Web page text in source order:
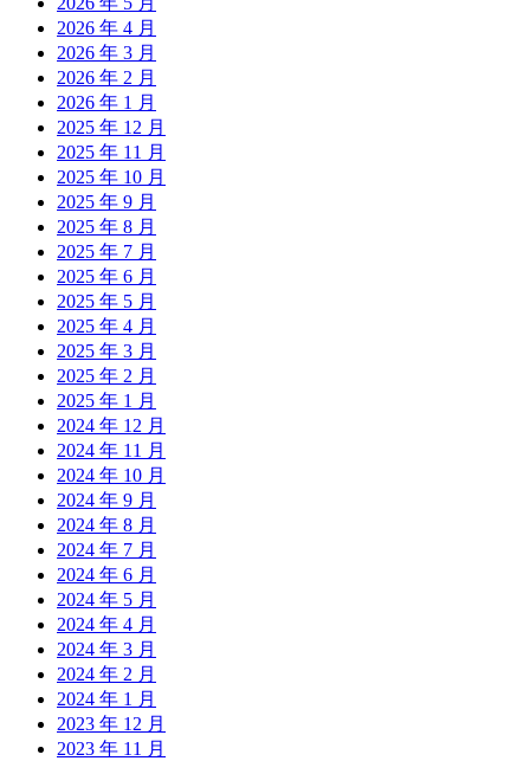
2026 年 4 月
2026 年 3 月
2026 年 2 月
2026 年 1 月
2025 年 12 月
2025 年 11 月
2025 年 10 月
2025 年 9 月
2025 年 8 月
2025 年 7 月
2025 年 6 月
2025 年 5 月
2025 年 4 月
2025 年 3 月
2025 年 2 月
2025 年 1 月
2024 年 12 月
2024 年 11 月
2024 年 10 月
2024 年 9 月
2024 年 8 月
2024 年 7 月
2024 年 6 月
2024 年 5 月
2024 年 4 月
2024 年 3 月
2024 年 2 月
2024 年 1 月
2023 年 12 月
2023 年 11 月